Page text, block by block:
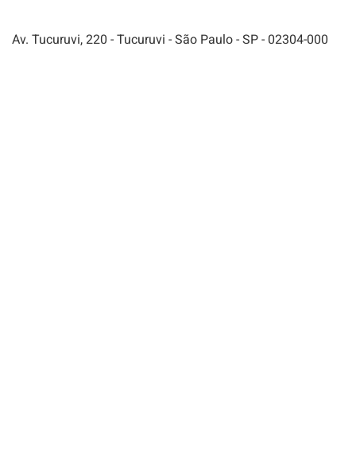
Av. Tucuruvi, 220 - Tucuruvi - São Paulo - SP - 02304-000